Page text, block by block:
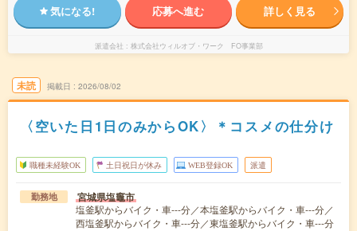
気になる! 応募へ進む 詳しく見る
派遣会社 株式会社ウィルオブ・ワーク FO事業部
未読 掲載日 2026/08/02
〈空いた日1日のみからOK〉＊コスメの仕分け
職種未経験OK 土日祝日が休み WEB登録OK 派遣
勤務地 宮城県塩竈市
塩釜駅からバイク・車---分／本塩釜駅からバイク・車---分／
西塩釜駅からバイク・車---分／東塩釜駅からバイク・車---分